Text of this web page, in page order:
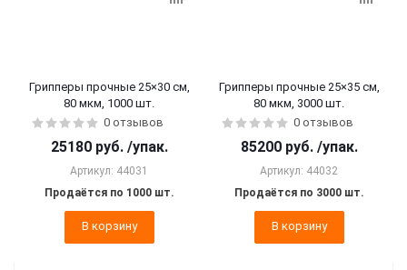
Грипперы прочные 25×30 см,
80 мкм, 1000 шт.
0 отзывов
25180 руб. /упак.
Артикул: 44031
Продаётся по 1000 шт.
В корзину
Грипперы прочные 25×35 см,
80 мкм, 3000 шт.
0 отзывов
85200 руб. /упак.
Артикул: 44032
Продаётся по 3000 шт.
В корзину